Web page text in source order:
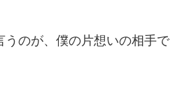
うのが、僕の片想いの相手で